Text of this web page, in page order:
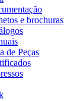
e brochuras
de Peças